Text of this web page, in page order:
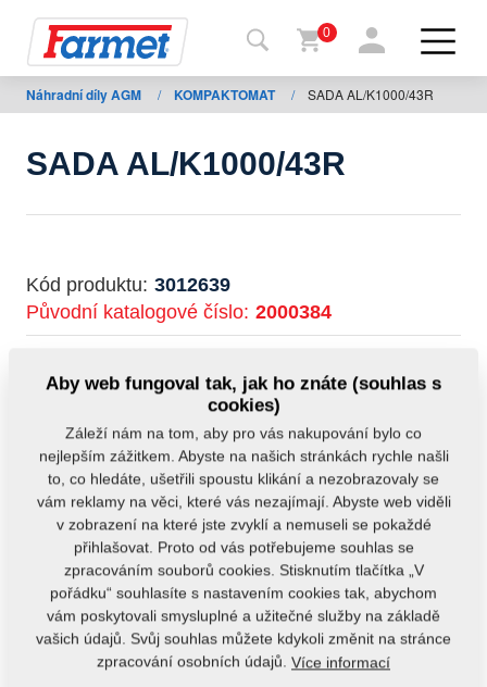
Zpět
na
shop
Moje
stroje
stažení
0
Náhradní díly AGM / KOMPAKTOMAT / SADA AL/K1000/43R
SADA AL/K1000/43R
Kód produktu: 3012639
Původní katalogové číslo: 2000384
KOMPAKTOMAT
Hmotnost: 885,9770 kg
Aby web fungoval tak, jak ho znáte (souhlas s
cookies)
Záleží nám na tom, aby pro vás nakupování bylo co
nejlepším zážitkem. Abyste na našich stránkách rychle našli
to, co hledáte, ušetřili spoustu klikání a nezobrazovaly se
vám reklamy na věci, které vás nezajímají. Abyste web viděli
v zobrazení na které jste zvyklí a nemuseli se pokaždé
přihlašovat. Proto od vás potřebujeme souhlas se
zpracováním souborů cookies. Stisknutím tlačítka „V
pořádku“ souhlasíte s nastavením cookies tak, abychom
vám poskytovali smysluplné a užitečné služby na základě
vašich údajů. Svůj souhlas můžete kdykoli změnit na stránce
zpracování osobních údajů. Více informací